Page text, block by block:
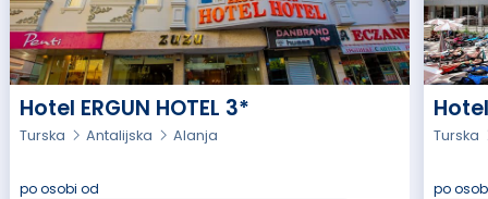
Hotel ERGUN HOTEL 3*
Turska Antalijska Alanja
po osobi od
Turska
po